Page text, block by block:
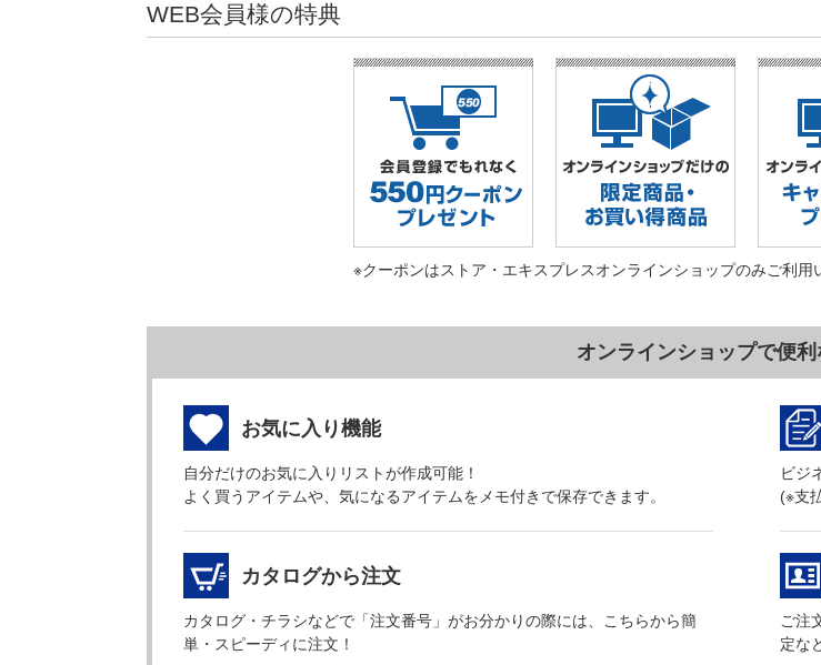
WEB会員様の特典
※クーポンはストア・エキスプレスオンラインショップのみご利用
オンラインショップで便
お気に入り機能
自分だけのお気に入りリストが作成可能！
よく買うアイテムや、気になるアイテムをメモ付きで保存できます。
ビジ
(※支
カタログから注文
カタログ・チラシなどで「注文番号」がお分かりの際には、こちらから簡
単・スピーディに注文！
ご注
定な